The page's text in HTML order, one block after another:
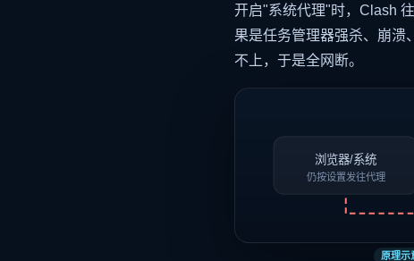
开启"系统代理"时，Clash
果是任务管理器强杀、崩
不上，于是全网断。
浏览器/系统
仍按设置发往代理
原理示